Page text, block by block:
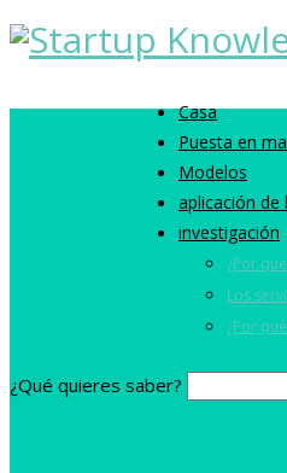
Casa
Puesta en
Modelos
aplicación de
investigación
¿Por
Los
¿Por
¿Qué quieres saber?